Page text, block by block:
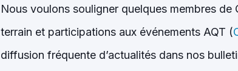
Nous voulons souligner quelques membres
terrain et participations aux événements AQT (
diffusion fréquente d’actualités dans nos